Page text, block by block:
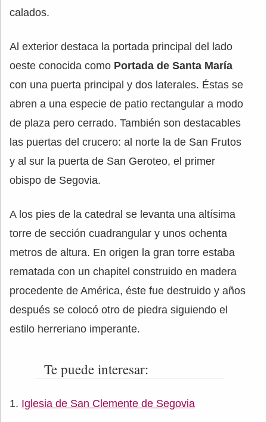
calados.
Al exterior destaca la portada principal del lado
oeste conocida como Portada de Santa María
con una puerta principal y dos laterales. Éstas se
abren a una especie de patio rectangular a modo
de plaza pero cerrado. También son destacables
las puertas del crucero: al norte la de San Frutos
y al sur la puerta de San Geroteo, el primer
obispo de Segovia.
A los pies de la catedral se levanta una altísima
torre de sección cuadrangular y unos ochenta
metros de altura. En origen la gran torre estaba
rematada con un chapitel construido en madera
procedente de América, éste fue destruido y años
después se colocó otro de piedra siguiendo el
estilo herreriano imperante.
Te puede interesar:
Iglesia de San Clemente de Segovia